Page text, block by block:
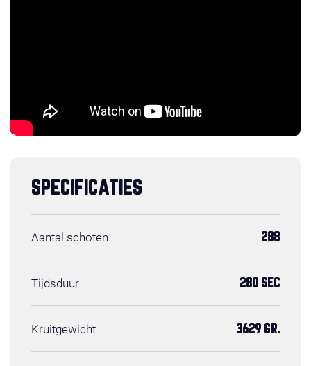
SPECIFICATIES
Aantal schoten 288
Tijdsduur 280 SEC
Kruitgewicht 3629 GR.